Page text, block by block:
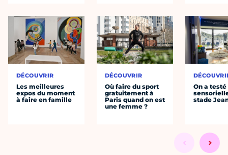
DÉCOUVRIR
Les meilleures
expos du moment
à faire en famille
DÉCOUVRIR
Où faire du sport
gratuitement à
Paris quand on est
une femme ?
On a
stade